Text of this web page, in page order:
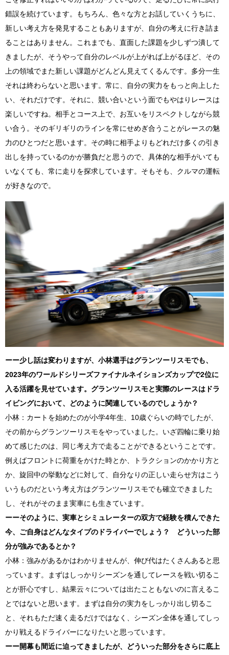
錯誤を続けています。もちろん、色々な方とお話していくうちに、
新しい考え方を発見することもありますが、自分の考えに行き詰ま
ることはありません。これまでも、直面した課題を少しずつ潰して
きましたが、そうやって自分のレベルが上がれば上がるほど、その
上の領域でまた新しい課題がどんどん見えてくるんです。多分一生
それは終わらないと思います。常に、自分の実力をもっと向上した
い、それだけです。それに、競い合いという面でもやはりレースは
楽しいですね。相手とコース上で、お互いをリスペクトしながら競
い合う。そのギリギリのラインを常にせめぎ合うことがレースの魅
力のひとつだと思います。その時に相手よりもどれだけ多くの引き
出しを持っているのかが勝負だと思うので、具体的な相手がいても
いなくても、常に走りを探求しています。そもそも、クルマの運転
が好きなので。
ーー少し話は変わりますが、小林選手はグランツーリスモでも、
2023年のワールドシリーズファイナルネイションズカップで2位に
入る活躍を見せています。グランツーリスモと実際のレースはドラ
イビングにおいて、どのように関連しているのでしょうか？
小林：カートを始めたのが小学4年生、 10歳ぐらいの時でしたが、
その前からグランツーリスモをやっていました。いざ四輪に乗り始
めて感じたのは、同じ考え方で走ることができるということです。
例えばフロントに荷重をかけた時とか、トラクションのかかり方と
か、旋回中の挙動などに対して、自分なりの正しい走らせ方はこう
いうものだという考え方はグランツーリスモでも確立できました
し、それがそのまま実車にも生きています。
ーーそのように、実車とシミュレーターの双方で経験を積んできた
今、ご自身はどんなタイプのドライバーでしょう？ どういった部
分が強みであるとか？
小林：強みがあるかはわかりませんが、伸び代はたくさんあると思
っています。まずはしっかりシーズンを通してレースを戦い切るこ
とが肝心ですし、結果云々については出たこともないのに言えるこ
とではないと思います。まずは自分の実力をしっかり出し切るこ
と、それもただ速く走るだけではなく、シーズン全体を通してしっ
かり戦えるドライバーになりたいと思っています。
ーー開幕も間近に迫ってきましたが、どういった部分をさらに底上